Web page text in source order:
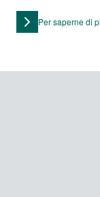
Per saperne di